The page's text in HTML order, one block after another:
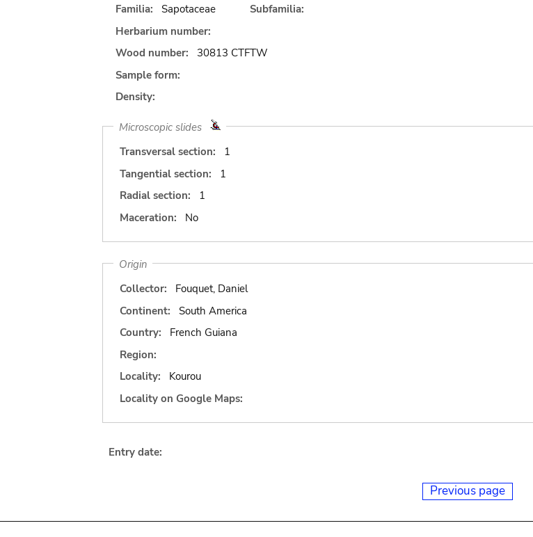
Familia:
Sapotaceae
Subfamilia:
Herbarium number:
Wood number:
30813 CTFTW
Sample form:
Density:
Microscopic slides
Transversal section:
1
Tangential section:
1
Radial section:
1
Maceration:
No
Origin
Collector:
Fouquet, Daniel
Continent:
South America
Country:
French Guiana
Region:
Locality:
Kourou
Locality on Google Maps:
Entry date:
Previous page